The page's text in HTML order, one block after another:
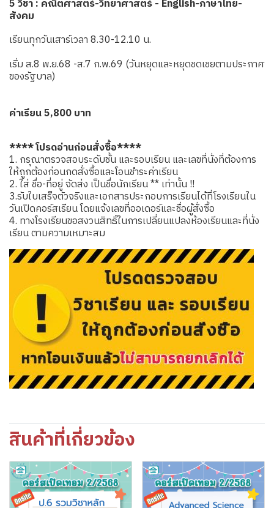
5 วิชา : คณิตศาสตร์-วิทยาศาสตร์ - English-ภาษาไทย-
สังคม
เรียนทุกวันเสาร์เวลา 8.30-12.10 น.
เริ่ม ส.8 พ.ย.68 -ส.7 ก.พ.69 (วันหยุดและหยุดชดเชยตามประกาศ
ของรัฐบาล)
ค่าเรียน 5,800 บาท
**** โปรดอ่านก่อนสั่งซื้อ****
1. กรุณาตรวจสอบระดับชั้น และรอบเรียน และเลขที่นั่งที่ต้องการ
ให้ถูกต้องก่อนกดสั่งซื้อและโอนชำระค่าเรียน
2. ใส่ ชื่อ-ที่อยู่ จัดส่ง เป็นชื่อนักเรียน ** เท่านั้น !!
3.รับใบเสร็จตัวจริงและเอกสารประกอบการเรียนได้ที่โรงเรียนใน
วันเปิดคอร์สเรียน โดยแจ้งเลขที่ออเดอร์และชื่อผู้สั่งซื้อ
4. ทางโรงเรียนขอสงวนสิทธิ์ในการเปลี่ยนแปลงห้องเรียนและที่นั่ง
เรียน ตามความเหมาะสม
สินค้าที่เกี่ยวข้อง